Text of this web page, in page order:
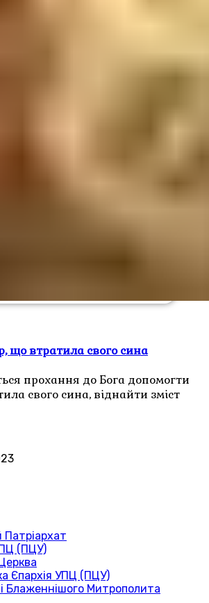
що втратила свого сина
прохання до Бога допомогти
свого сина, віднайти зміст
Патріархат
(ПЦУ)
Єпархія УПЦ (ПЦУ)
Блаженнішого Митрополита